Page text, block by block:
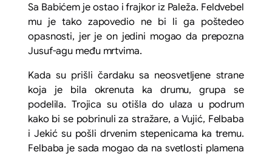
Sa Babićem je ostao i frajkor iz Paleža. Feldvebel
mu je tako zapovedio ne bi li ga poštedeo
opasnosti, jer je on jedini mogao da prepozna
Jusuf-agu među mrtvima.
Kada su prišli čardaku sa neosvetljene strane
koja je bila okrenuta ka drumu, grupa se
podelila. Trojica su otišla do ulaza u podrum
kako bi se pobrinuli za stražare, a Vujić, Felbaba
i Jekić su pošli drvenim stepenicama ka tremu.
Felbaba je sada mogao da na svetlosti plamena